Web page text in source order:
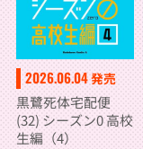
2026.06.04発売
黒鷺死体宅配便
(32) シーズン0 高校
生編（4）